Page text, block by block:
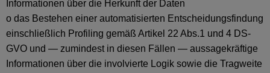
Informationen über die Herkunft der Daten
o das Bestehen einer automatisierten Entscheidungsfindung
einschließlich Profiling gemäß Artikel 22 Abs.1 und 4 DS-
GVO und — zumindest in diesen Fällen — aussagekräftige
Informationen über die involvierte Logik sowie die Tragweite